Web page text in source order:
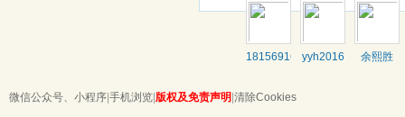
18156916821yyh2016 余熙胜
微信公众号、小程序 手机浏览 版权及免责声明 清除Cookies